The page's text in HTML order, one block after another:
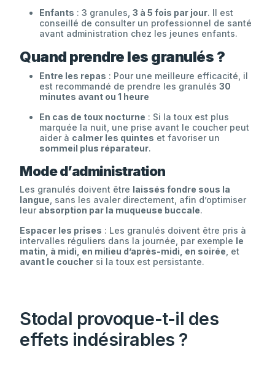
Enfants : 3 granules, 3 à 5 fois par jour. Il est
conseillé de consulter un professionnel de santé
avant administration chez les jeunes enfants.
Quand prendre les granulés ?
Entre les repas : Pour une meilleure efficacité, il
est recommandé de prendre les granulés 30
minutes avant ou 1 heure
En cas de toux nocturne : Si la toux est plus
marquée la nuit, une prise avant le coucher peut
aider à calmer les quintes et favoriser un
sommeil plus réparateur.
Mode d’administration
Les granulés doivent être laissés fondre sous la
langue , sans les avaler directement, afin d’optimiser
leur absorption par la muqueuse buccale.
Espacer les prises : Les granulés doivent être pris à
intervalles réguliers dans la journée, par exemple le
matin, à midi, en milieu d’après-midi, en soirée , et
avant le coucher si la toux est persistante.
Stodal provoque-t-il des
effets indésirables ?